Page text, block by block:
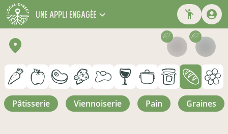
une appli engagée
pâtisserie viennoiserie pain graines